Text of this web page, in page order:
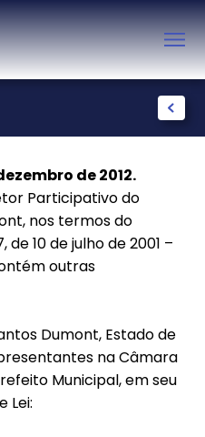
dezembro de 2012.
Participativo do
nos termos do
de 10 de julho de 2001 –
outras
Dumont, Estado de
na Câmara
Municipal, em seu
Lei: